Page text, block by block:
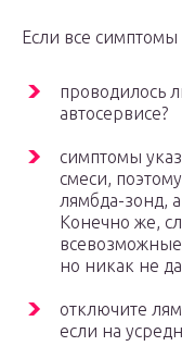
Если все симптомы
проводилось
автосервисе?
симптомы
смеси,
лямбда-зонд,
Конечно же,
всевозможные
но никак не
отключите
если на